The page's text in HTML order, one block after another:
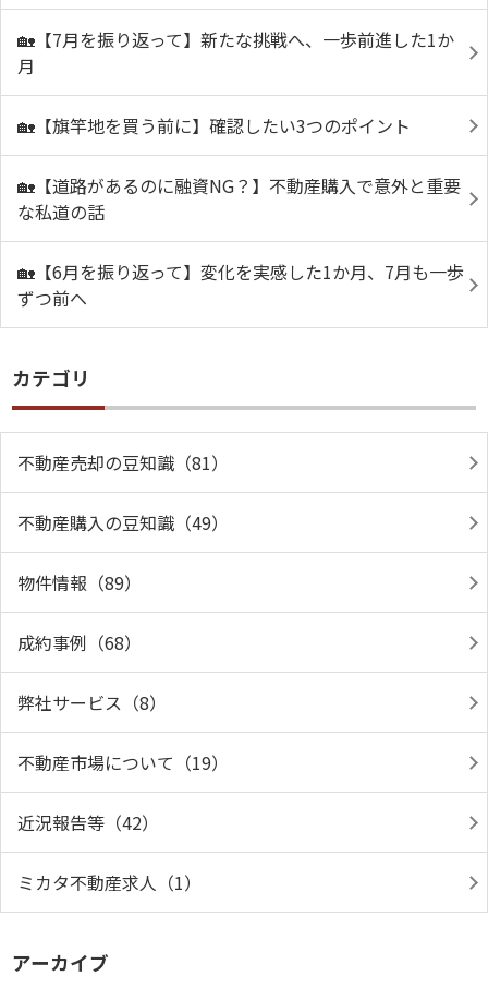
🏡【7月を振り返って】新たな挑戦へ、一歩前進した1か
月
🏡【旗竿地を買う前に】確認したい3つのポイント
🏡【道路があるのに融資NG？】不動産購入で意外と重要
な私道の話
🏡【6月を振り返って】変化を実感した1か月、7月も一歩
ずつ前へ
カテゴリ
不動産売却の豆知識（81）
不動産購入の豆知識（49）
物件情報（89）
成約事例（68）
弊社サービス（8）
不動産市場について（19）
近況報告等（42）
ミカタ不動産求人（1）
アーカイブ